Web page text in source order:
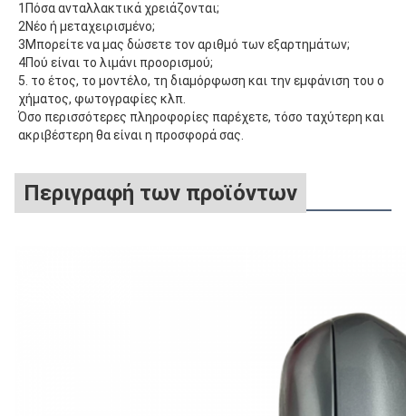
1Πόσα ανταλλακτικά χρειάζονται;
2Νέο ή μεταχειρισμένο;
3Μπορείτε να μας δώσετε τον αριθμό των εξαρτημάτων;
4Πού είναι το λιμάνι προορισμού;
5. το έτος, το μοντέλο, τη διαμόρφωση και την εμφάνιση του ο
χήματος, φωτογραφίες κλπ.
Όσο περισσότερες πληροφορίες παρέχετε, τόσο ταχύτερη και
ακριβέστερη θα είναι η προσφορά σας.
Περιγραφή των προϊόντων